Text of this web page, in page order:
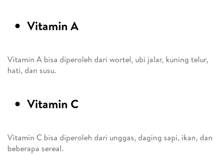
Vitamin A
Vitamin A bisa diperoleh dari wortel, ubi jalar, kuning telur,
hati, dan susu.
Vitamin C
Vitamin C bisa diperoleh dari unggas, daging sapi, ikan, dan
beberapa sereal.